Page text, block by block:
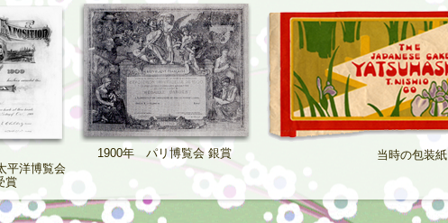
平洋博覧会
賞
1900年 パリ博覧会 銀賞 当時の包装紙